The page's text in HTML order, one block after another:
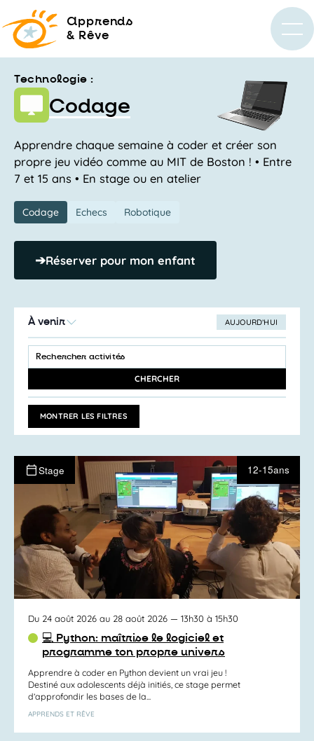
apprends
& Rêve
Technologie :
Codage
Apprendre chaque semaine à coder et créer son
propre jeu vidéo comme au MIT de Boston ! • Entre
7 et 15 ans • En stage ou en atelier
Codage Echecs Robotique
➔Réserver pour mon enfant
AUJOURD’HUI
À venir
LA
DATE
Recherche
et
de
vues
Activités
SAISIR
MOT-
ACTIVITÉS
MOT-
CLÉ.
CHERCHER
MONTRER LES FILTRES
Stage 12-15ans
Du 24 août 2026 au 28 août 2026 — 13h30 à 15h30
💻 Python: maîtrise le logiciel et
programme ton propre univers
Apprendre à coder en Python devient un vrai jeu !
Destiné aux adolescents déjà initiés, ce stage permet
d’approfondir les bases de la...
APPRENDS ET RÊVE